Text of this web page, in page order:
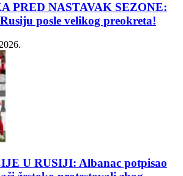
PRED NASTAVAK SEZONE:
posle velikog preokreta!
U RUSIJI: Albanac potpisao